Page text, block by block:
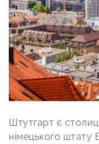
Штутгарт є
німецького